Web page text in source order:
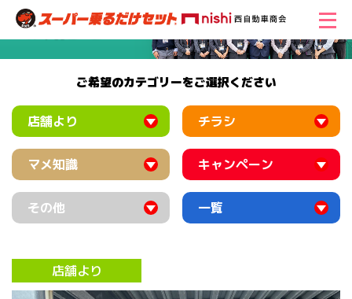
ご希望のカテゴリーをご選択ください
店舗より チラシ
マメ知識 キャンペーン
その他 一覧
店舗より